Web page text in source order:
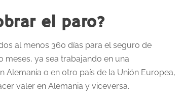
el paro?
al menos 360 días para el seguro de
ya sea trabajando en una
o en otro país de la Unión Europea,
valer en Alemania y viceversa.